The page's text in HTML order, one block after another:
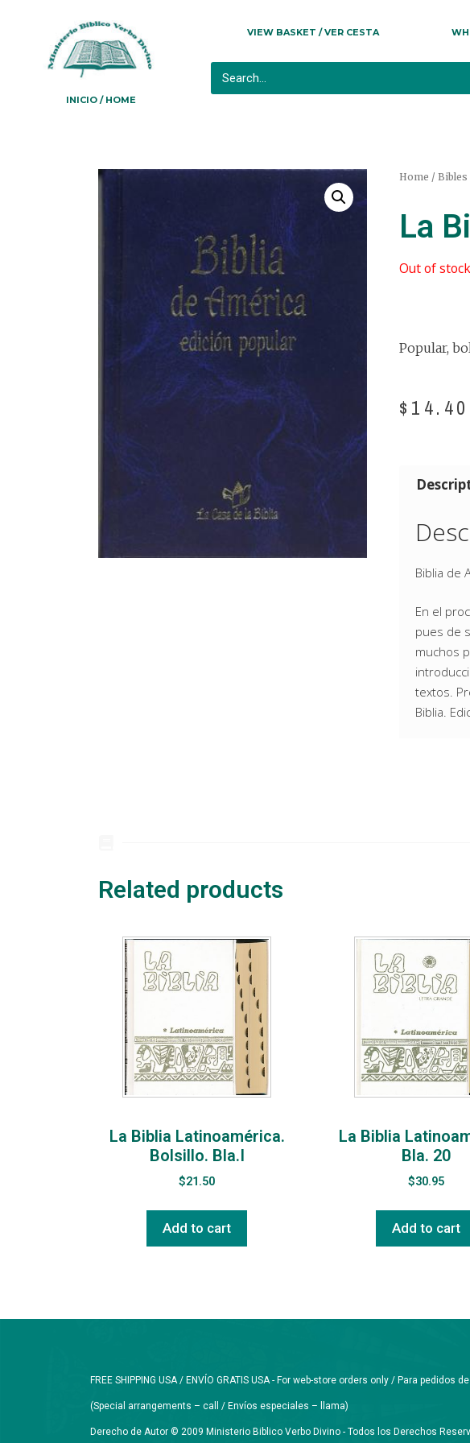
INICIO / HOME
VIEW BASKET / VER CESTA
Home / Bibles
La
Out of stock
Popular,
$ 14.40
Biblia de
En el
pues de
muchos
textos.
Biblia.
Related products
La Biblia Latinoamérica.
Bolsillo. Bla.I
$21.50
Add to cart
La Biblia
Bla. 20
$30.95
Add to cart
FREE SHIPPING USA / ENVÍO GRATIS USA - For web-store orders only / Para pedidos
(Special arrangements – call / Envíos especiales – llama)
Derecho de Autor © 2009 Ministerio Biblico Verbo Divino - Todos los Derechos